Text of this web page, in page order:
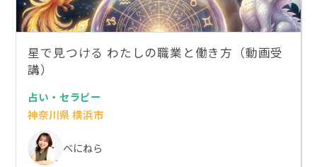
星で見つける わたしの職業と働き方（動画受
講）
占い・セラピー
神奈川県 横浜市
べにねら